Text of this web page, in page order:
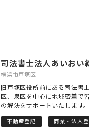
司法書士法人あいおい
横浜市戸塚区
旧戸塚区役所前にある司法書
区、泉区を中心に地域密着で
の解決をサポートいたします
のとおりです。 相続、贈与、
変更登記 会社設立、役員変更
不動産登記 商業・法人